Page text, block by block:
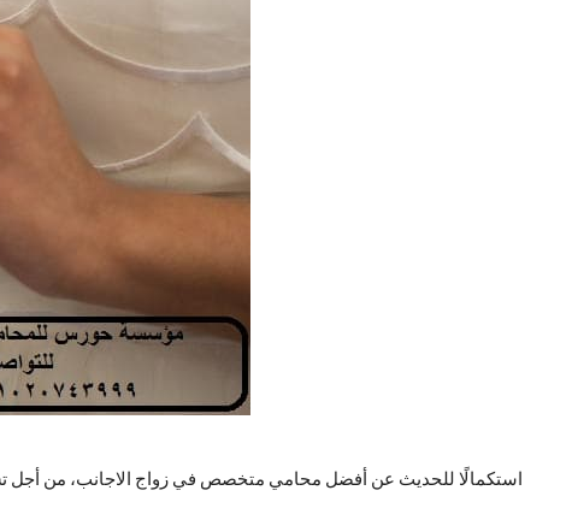
استكمالًا للحديث عن أفضل محامي متخصص في زواج الاجانب، من أجل